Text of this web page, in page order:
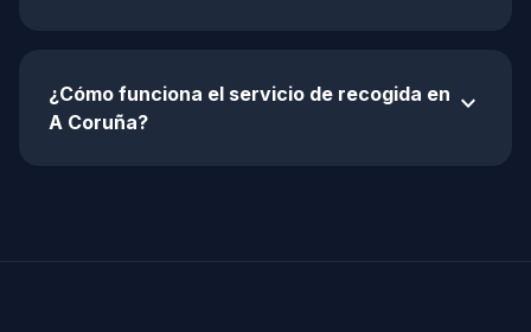
¿Cómo funciona el servicio de recogida en
A Coruña?
expand_more